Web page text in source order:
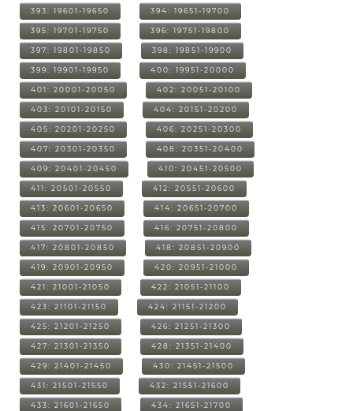
393: 19601-19650 394: 19651-19700
395: 19701-19750 396: 19751-19800
397: 19801-19850 398: 19851-19900
399: 19901-19950 400: 19951-20000
401: 20001-20050 402: 20051-20100
403: 20101-20150 404: 20151-20200
405: 20201-20250 406: 20251-20300
407: 20301-20350 408: 20351-20400
409: 20401-20450 410: 20451-20500
411: 20501-20550 412: 20551-20600
413: 20601-20650 414: 20651-20700
415: 20701-20750 416: 20751-20800
417: 20801-20850 418: 20851-20900
419: 20901-20950 420: 20951-21000
421: 21001-21050 422: 21051-21100
423: 21101-21150 424: 21151-21200
425: 21201-21250 426: 21251-21300
427: 21301-21350 428: 21351-21400
429: 21401-21450 430: 21451-21500
431: 21501-21550 432: 21551-21600
433: 21601-21650 434: 21651-21700